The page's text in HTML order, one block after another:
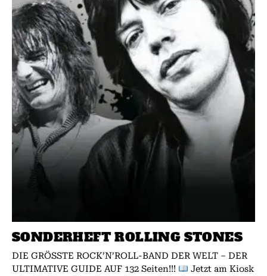
SONDERHEFT ROLLING STONES
DIE GRÖSSTE ROCK’N’ROLL-BAND DER WELT – DER
ULTIMATIVE GUIDE AUF 132 Seiten!!!
Jetzt am Kiosk